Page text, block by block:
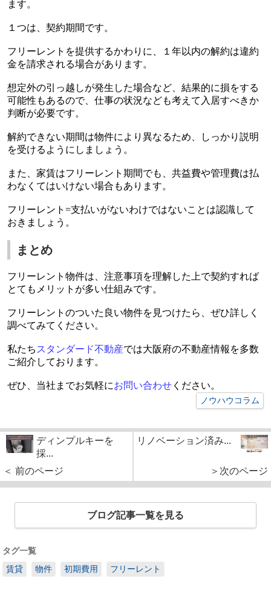
ます。
１つは、契約期間です。
フリーレントを提供するかわりに、１年以内の解約は違約
金を請求される場合があります。
想定外の引っ越しが発生した場合など、結果的に損をする
可能性もあるので、仕事の状況なども考えて入居すべきか
判断が必要です。
解約できない期間は物件により異なるため、しっかり説明
を受けるようにしましょう。
また、家賃はフリーレント期間でも、共益費や管理費は払
わなくてはいけない場合もあります。
フリーレント =支払いがないわけではないことは認識して
おきましょう。
まとめ
フリーレント物件は、注意事項を理解した上で契約すれば
とてもメリットが多い仕組みです。
フリーレントのついた良い物件を見つけたら、ぜひ詳しく
調べてみてください。
私たち スタンダード不動産では大阪府の不動産情報を多数
ご紹介しております。
ぜひ、当社までお気軽にお問い合わせください。
ノウハウコラム
ディンプルキーを
採...
＜ 前のページ
リノベーション済み...
＞次のページ
ブログ記事一覧を見る
タグ一覧
賃貸
物件 初期費用 フリーレント